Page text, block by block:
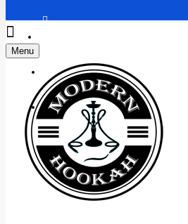
Регистрация
+38 (095) 945 04 33
Menu